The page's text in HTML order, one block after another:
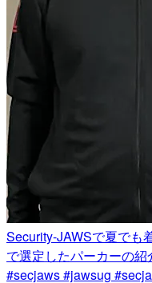
Security-JAWSで夏でも
で選定したパーカーの
#secjaws #jawsug